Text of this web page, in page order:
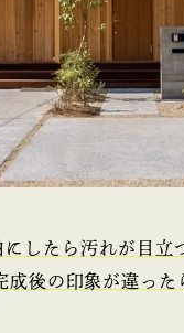
にしたら汚れが目
後の印象が違った